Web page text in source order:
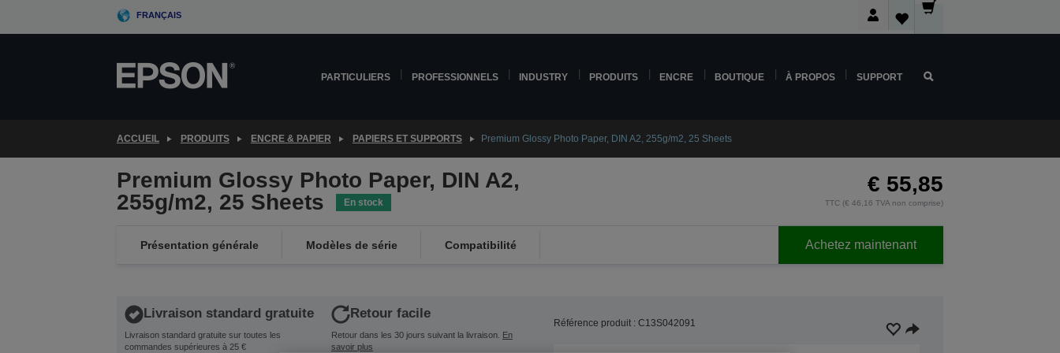
FRANÇAIS
PARTICULIERS PROFESSIONNELS INDUSTRY PRODUITS ENCRE BOUTIQUE À PROPOS SUPPORT
ACCUEIL PRODUITS ENCRE & PAPIER PAPIERS ET SUPPORTS Premium Glossy Photo Paper, DIN A2, 255g/m2, 25 Sheets
Premium Glossy Photo Paper, DIN A2,
255g/m2, 25 Sheets
En stock
€ 55,85
TTC (€ 46,16 TVA non comprise)
Présentation générale Modèles de série Compatibilité Achetez maintenant
Livraison standard gratuite
Livraison standard gratuite sur toutes les
commandes supérieures à 25 €
Retour facile
Retour dans les 30 jours suivant la livraison. En
savoir plus
Référence produit : C13S042091